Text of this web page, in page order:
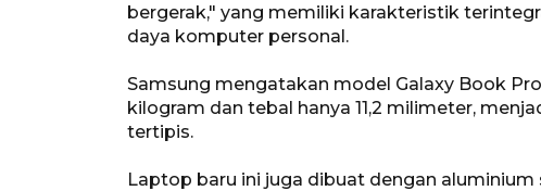
bergerak," yang memiliki karakteristik
daya komputer personal.
Samsung mengatakan model Galaxy Book
kilogram dan tebal hanya 11,2 milimeter,
tertipis.
Laptop baru ini juga dibuat dengan